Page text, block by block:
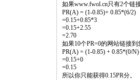
如果www.fwol.cn只有2个链
PR(A) = (1-0.85)+ 0.85*(6/2)
=0.15+0.85*3
=0.15+2.55
=2.70
如果10个PR=0的网站链接到
PR(A) = (1-0.85) + 0.85*(0/
=0.15+0
=0.15
所以你只能获得0.15PR分。